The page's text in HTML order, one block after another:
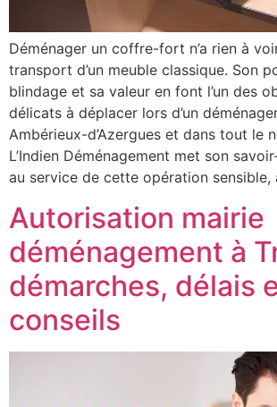
Déménager un coffre-fort n’a rien à
transport d’un meuble classique. Son
blindage et sa valeur en font l’un des
délicats à déplacer lors d’un
Ambérieux-d’Azergues et dans tout le
L’Indien Déménagement met son
au service de cette opération
Autorisation mairie
déménagement à
démarches, délais
conseils